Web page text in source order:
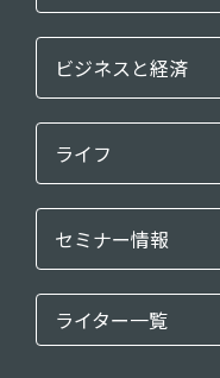
ビジネスと経済
ライフ
セミナー情報
ライター一覧